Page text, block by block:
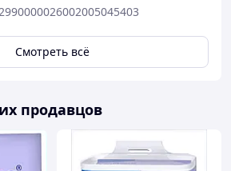
Смотреть всё
продавцов